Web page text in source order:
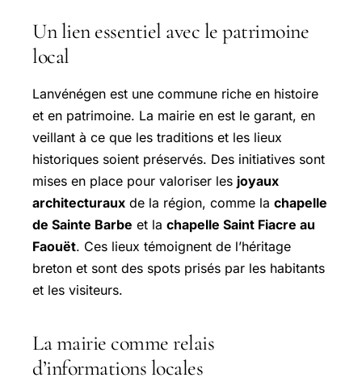
Un lien essentiel avec le patrimoine
local
Lanvénégen est une commune riche en histoire
et en patrimoine. La mairie en est le garant, en
veillant à ce que les traditions et les lieux
historiques soient préservés. Des initiatives sont
mises en place pour valoriser les joyaux
architecturaux de la région, comme la chapelle
de Sainte Barbe et la chapelle Saint Fiacre au
Faouët. Ces lieux témoignent de l’héritage
breton et sont des spots prisés par les habitants
et les visiteurs.
La mairie comme relais
d’informations locales